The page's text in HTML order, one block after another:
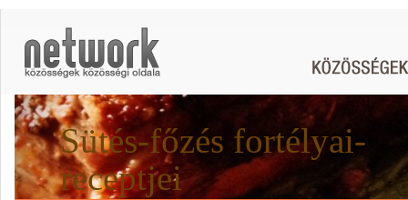
Sütés-főzés fortélyai-
receptjei